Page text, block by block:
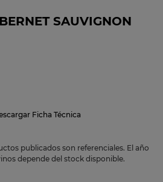
Ficha Técnica
publicados son referenciales. El año
depende del stock disponible.
SAUVIGNON